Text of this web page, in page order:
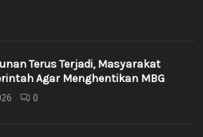
Terus Terjadi, Masyarakat
Agar Menghentikan MBG
0